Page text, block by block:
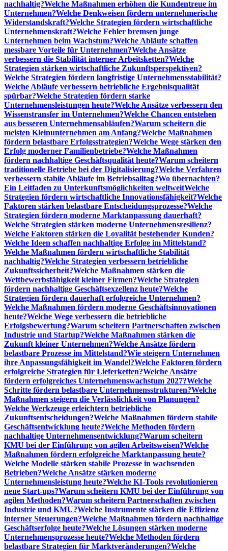
nachhaltig?Welche Maßnahmen erhöhen die Kundentreue im
Unternehmen?Welche Denkweisen fördern unternehmerische
Widerstandskraft?Welche Strategien fördern wirtschaftliche
Unternehmenskraft?Welche Fehler bremsen junge
Unternehmen beim Wachstum?Welche Abläufe schaffen
messbare Vorteile für Unternehmen?Welche Ansätze
verbessern die Stabilität interner Arbeitsketten?Welche
Strategien stärken wirtschaftliche Zukunftsperspektiven?
Welche Strategien fördern langfristige Unternehmensstabilität?
Welche Abläufe verbessern betriebliche Ergebnisqualität
spürbar?Welche Strategien fördern starke
Unternehmensleistungen heute?Welche Ansätze verbessern den
Wissenstransfer im Unternehmen?Welche Chancen entstehen
aus besseren Unternehmensabläufen?Warum scheitern die
meisten Kleinunternehmen am Anfang?Welche Maßnahmen
fördern belastbare Erfolgsstrategien?Welche Wege stärken den
Erfolg moderner Familienbetriebe?Welche Maßnahmen
fördern nachhaltige Geschäftsqualität heute?Warum scheitern
traditionelle Betriebe bei der Digitalisierung?Welche Verfahren
verbessern stabile Abläufe im Betriebsalltag?Wo übernachten?
Ein Leitfaden zu Unterkunftsmöglichkeiten weltweitWelche
Strategien fördern wirtschaftliche Innovationsfähigkeit?Welche
Faktoren stärken belastbare Entscheidungsprozesse?Welche
Strategien fördern moderne Marktanpassung dauerhaft?
Welche Strategien stärken moderne Unternehmensresilienz?
Welche Faktoren stärken die Loyalität bestehender Kunden?
Welche Ideen schaffen nachhaltige Erfolge im Mittelstand?
Welche Maßnahmen fördern wirtschaftliche Stabilität
nachhaltig?Welche Strategien verbessern betriebliche
Zukunftssicherheit?Welche Maßnahmen stärken die
Wettbewerbsfähigkeit kleiner Firmen?Welche Strategien
fördern nachhaltige Geschäftsexzellenz heute?Welche
Strategien fördern dauerhaft erfolgreiche Unternehmen?
Welche Maßnahmen fördern moderne Geschäftsinnovationen
heute?Welche Wege verbessern die betriebliche
Erfolgsbewertung?Warum scheitern Partnerschaften zwischen
Industrie und Startup?Welche Maßnahmen stärken die
Zukunft kleiner Unternehmen?Welche Ansätze fördern
belastbare Prozesse im Mittelstand?Wie steigern Unternehmen
ihre Anpassungsfähigkeit im Wandel?Welche Faktoren fördern
erfolgreiche Strategien für Lieferketten?Welche Ansätze
fördern erfolgreiches Unternehmenswachstum 2027?Welche
Schritte fördern belastbare Unternehmensstrukturen?Welche
Maßnahmen steigern die Verlässlichkeit von Planungen?
Welche Werkzeuge erleichtern betriebliche
Zukunftsentscheidungen?Welche Maßnahmen fördern stabile
Geschäftsentwicklung heute?Welche Methoden fördern
nachhaltige Unternehmensentwicklung?Warum scheitern
KMU bei der Einführung von agilen Arbeitsweisen?Welche
Maßnahmen fördern erfolgreiche Marktanpassung heute?
Welche Modelle stärken stabile Prozesse in wachsenden
Betrieben?Welche Ansätze stärken moderne
Unternehmensleistung heute?Welche KI-Tools revolutionieren
neue Start-ups?Warum scheitern KMU bei der Einführung von
agilen Methoden?Warum scheitern Partnerschaften zwischen
Industrie und KMU?Welche Instrumente stärken die Effizienz
interner Steuerungen?Welche Maßnahmen fördern nachhaltige
Geschäftserfolge heute?Welche Lösungen stärken moderne
Unternehmensprozesse heute?Welche Methoden fördern
belastbare Strategien für Marktveränderungen?Welche